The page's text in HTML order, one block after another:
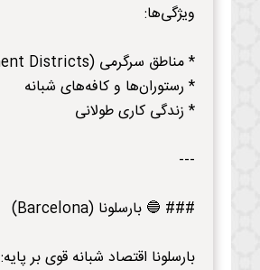
ویژگی‌ها:
* مناطق سرگرمی (Entertainment Districts)
* رستوران‌ها و کافه‌های شبانه
* زندگی کاری طولانی
---
### 🔵 بارسلونا (Barcelona)
بارسلونا اقتصاد شبانه قوی بر پایه: